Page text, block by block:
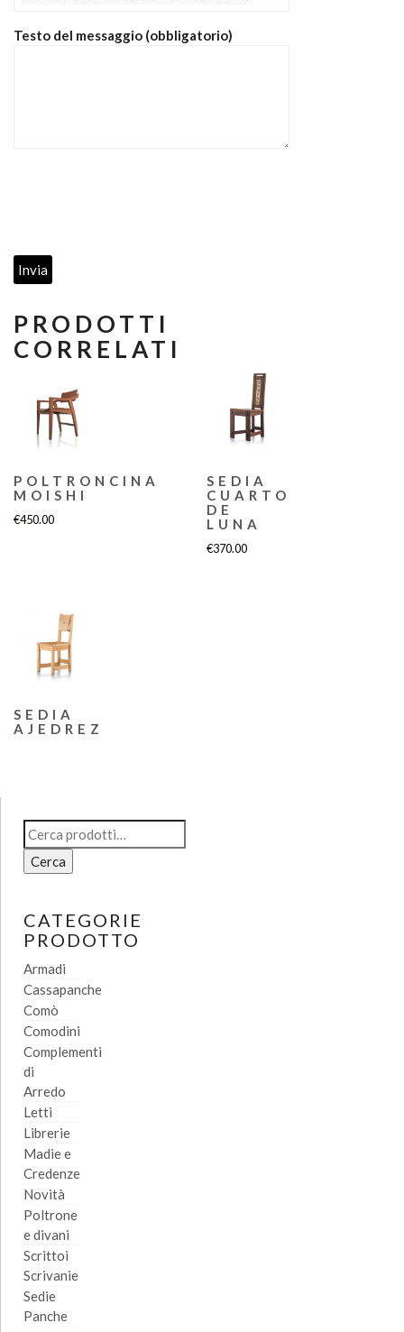
Testo del messaggio (obbligatorio)
PRODOTTI
CORRELATI
POLTRONCINA
MOISHI
€450.00
SEDIA
CUARTO
DE
LUNA
€370.00
SEDIA
AJEDREZ
Cerca:
Cerca
CATEGORIE
PRODOTTO
Armadi
Cassapanche
Comò
Comodini
Complementi
di
Arredo
Letti
Librerie
Madie e
Credenze
Novità
Poltrone
e divani
Scrittoi
Scrivanie
Sedie
Panche